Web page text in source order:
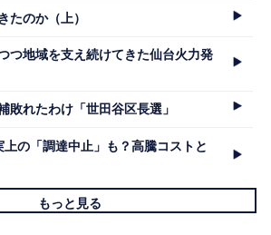
たのか（上）
つ地域を支え続けてきた仙台火力発
敗れたわけ「世田谷区長選」
の「調達中止」も？高騰コストと
もっと見る